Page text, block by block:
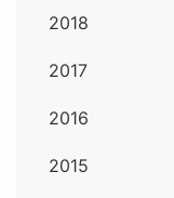
2018
2017
2016
2015